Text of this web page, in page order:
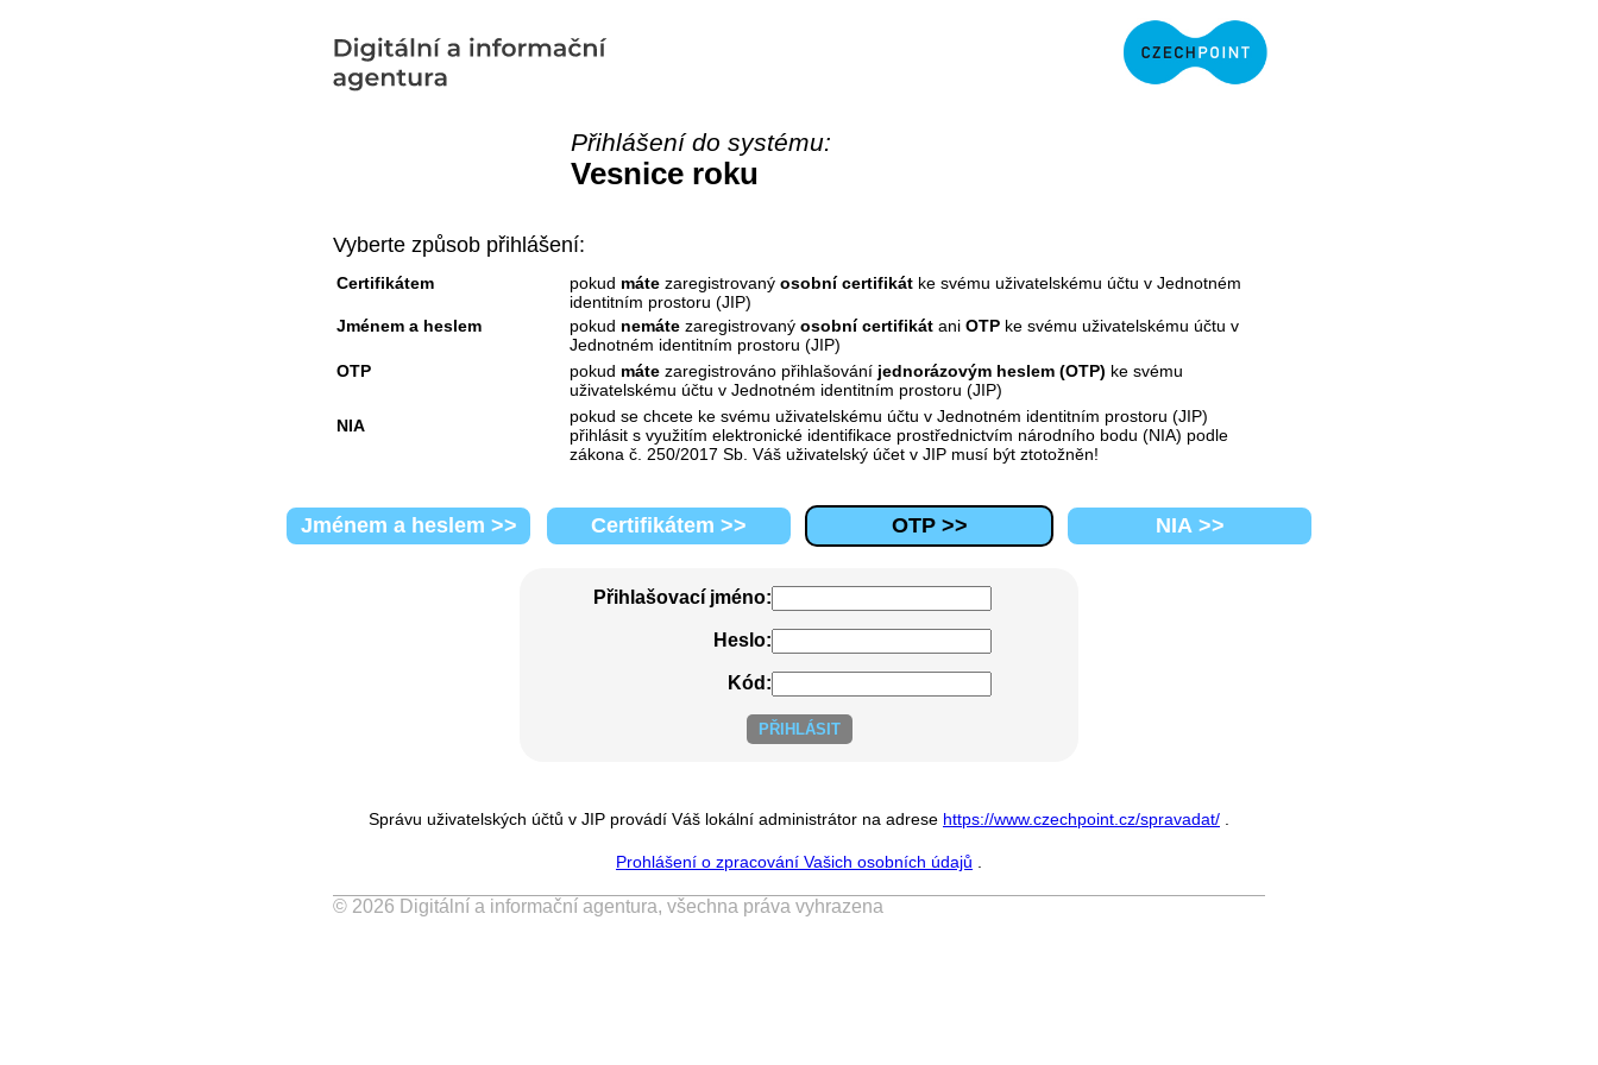
Přihlášení do systému:
Vesnice roku
Vyberte způsob přihlášení:
Certifikátem pokud máte zaregistrovaný osobní certifikát ke svému uživatelskému účtu v Jednotném
identitním prostoru (JIP)
Jménem a heslem
pokud nemáte zaregistrovaný osobní certifikát ani OTP ke svému uživatelskému účtu v
Jednotném identitním prostoru (JIP)
OTP
pokud máte zaregistrováno přihlašování jednorázovým heslem (OTP) ke svému
uživatelskému účtu v Jednotném identitním prostoru (JIP)
NIA
pokud se chcete ke svému uživatelskému účtu v Jednotném identitním prostoru (JIP)
přihlásit s využitím elektronické identifikace prostřednictvím národního bodu (NIA) podle
zákona č. 250/2017 Sb. Váš uživatelský účet v JIP musí být ztotožněn!
Jménem a heslem >> Certifikátem >> OTP >> NIA >>
Přihlašovací jméno:
Heslo:
Kód:
Správu uživatelských účtů v JIP provádí Váš lokální administrátor na adrese https://www.czechpoint.cz/spravadat/
Prohlášení o zpracování Vašich osobních údajů
© 2026 Digitální a informační agentura, všechna práva vyhrazena